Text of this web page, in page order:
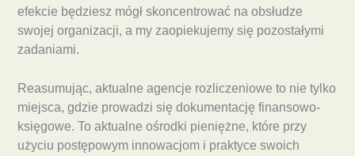
efekcie będziesz mógł skoncentrować na obsłudze
swojej organizacji, a my zaopiekujemy się pozostałymi
zadaniami.
Reasumując, aktualne agencje rozliczeniowe to nie tylko
miejsca, gdzie prowadzi się dokumentację finansowo-
księgowe. To aktualne ośrodki pieniężne, które przy
użyciu postępowym innowacjom i praktyce swoich